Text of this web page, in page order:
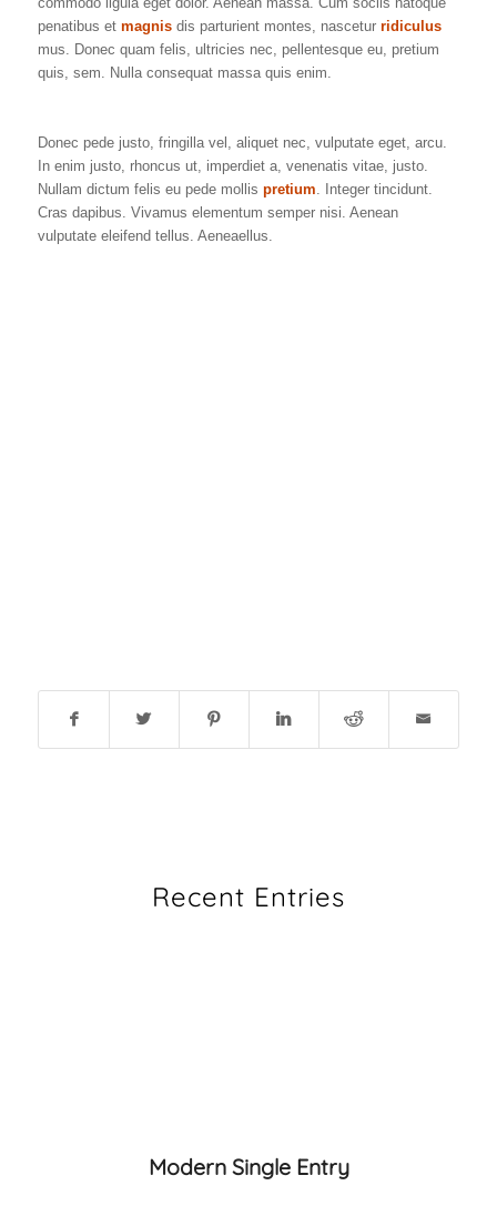
penatibus et magnisdis parturient montes, nascetur ridiculus
mus. Donec quam felis, ultricies nec, pellentesque eu, pretium
quis, sem. Nulla consequat massa quis enim.
Donec pede justo, fringilla vel, aliquet nec, vulputate eget, arcu.
In enim justo, rhoncus ut, imperdiet a, venenatis vitae, justo.
Nullam dictum felis eu pede mollis pretium. Integer tincidunt.
Cras dapibus. Vivamus elementum semper nisi. Aenean
vulputate eleifend tellus. Aeneaellus.
Recent Entries
Modern Single Entry